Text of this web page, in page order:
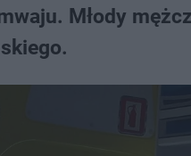
Młody